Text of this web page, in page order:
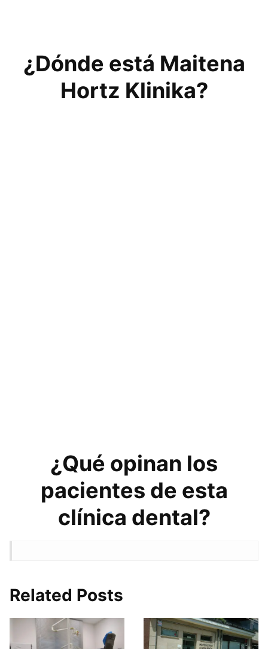
¿Dónde está Maitena
Hortz Klinika?
¿Qué opinan los
pacientes de esta
clínica dental?
Related Posts